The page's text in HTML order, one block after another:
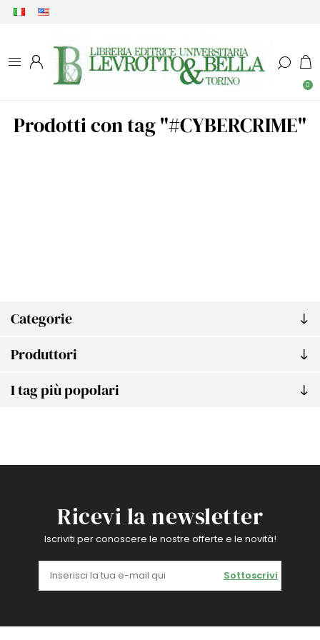
0
Categorie
Produttori
I tag più popolari
Prodotti con tag "#CYBERCRIME"
Ricevi la newsletter
Iscriviti per conoscere le nostre offerte e le novità!
Sottoscrivi